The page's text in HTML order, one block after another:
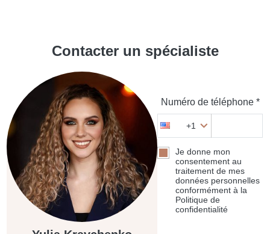
Contacter un spécialiste
Numéro de téléphone *
+1
Je donne mon
consentement au
traitement de mes
données personnelles
conformément à la
Politique de
confidentialité